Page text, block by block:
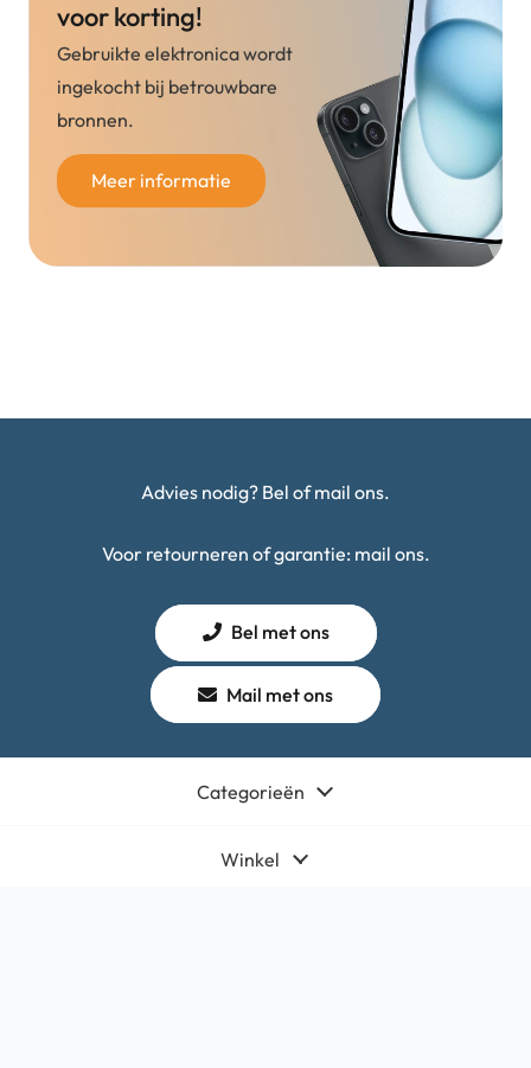
voor korting!
Gebruikte elektronica wordt
ingekocht bij betrouwbare
bronnen.
Meer informatie
Advies nodig? Bel of mail ons.
Voor retourneren of garantie: mail ons.
Bel met ons
Mail met ons
Categorieën
Winkel